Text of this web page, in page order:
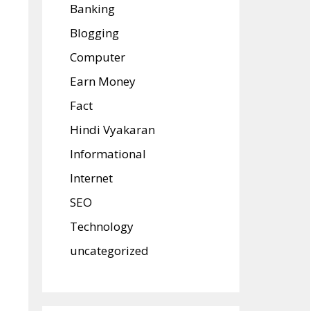
Banking
Blogging
Computer
Earn Money
Fact
Hindi Vyakaran
Informational
Internet
SEO
Technology
uncategorized